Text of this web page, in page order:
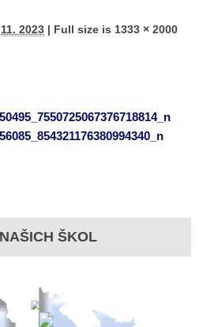
2023 | Full size is 1333 × 2000
ŠKOL